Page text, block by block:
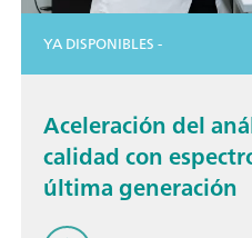
YA DISPONIBLES -
Aceleración del
calidad con
última generación